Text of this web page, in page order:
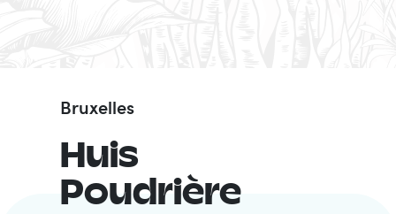
Huis
Poudrière
Bruxelles